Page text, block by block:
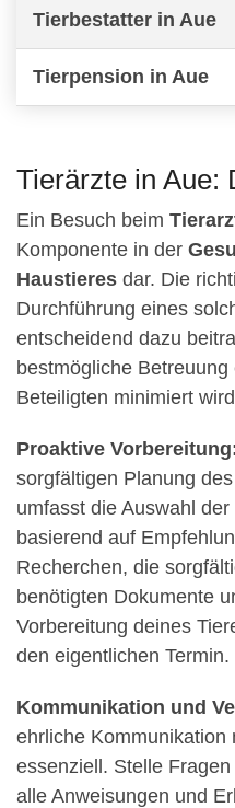
Tierbestatter in Aue
Tierpension in Aue
Tierärzte in Aue:
Ein Besuch beim
Komponente in der
Haustieres dar. Die
Durchführung eines
entscheidend dazu
bestmögliche
Beteiligten minimiert
Proaktive
sorgfältigen Planung
umfasst die Auswahl
basierend auf
Recherchen, die
benötigten Dokumente
Vorbereitung deines
den eigentlichen Termin.
Kommunikation und
ehrliche Kommunikation
essenziell. Stelle
alle Anweisungen und